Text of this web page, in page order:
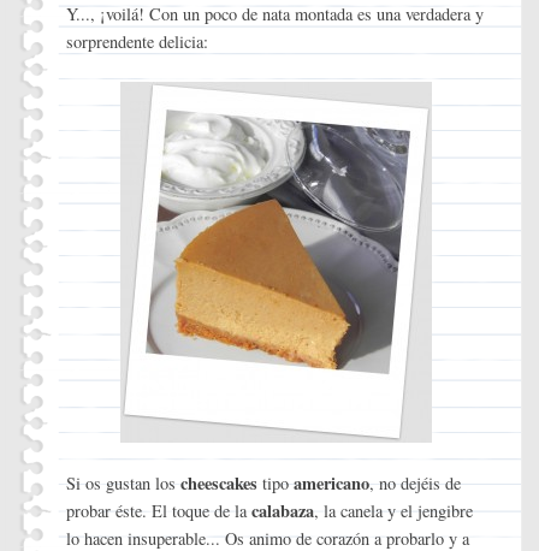
Y..., ¡voilá! Con un poco de nata montada es una verdadera y
sorprendente delicia:
Si os gustan loscheescakes tipoamericano, no dejéis de
probar éste. El toque de lacalabaza, la canela y el jengibre
lo hacen insuperable... Os animo de corazón a probarlo y a